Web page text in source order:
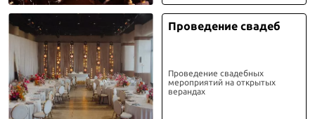
Проведение свадеб
Проведение свадебных
мероприятий на открытых
верандах